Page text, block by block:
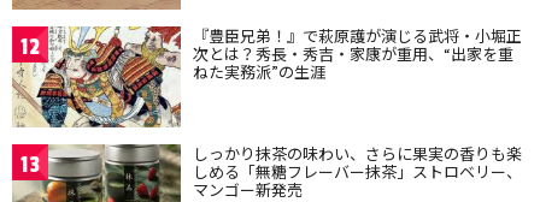
12 『豊臣兄弟！』で萩原護が演じる武将・小堀正
次とは？秀長・秀吉・家康が重用、“出家を重
ねた実務派”の生涯
13 しっかり抹茶の味わい、さらに果実の香りも楽
しめる「無糖フレーバー抹茶」ストロベリー、
マンゴー新発売